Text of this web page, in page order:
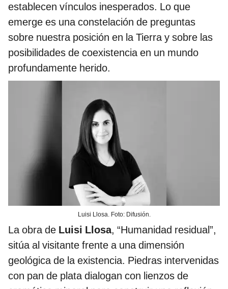
establecen vínculos inesperados. Lo que
emerge es una constelación de preguntas
sobre nuestra posición en la Tierra y sobre las
posibilidades de coexistencia en un mundo
profundamente herido.
Luisi Llosa. Foto: Difusión.
La obra de Luisi Llosa, “Humanidad residual”,
sitúa al visitante frente a una dimensión
geológica de la existencia. Piedras intervenidas
con pan de plata dialogan con lienzos de